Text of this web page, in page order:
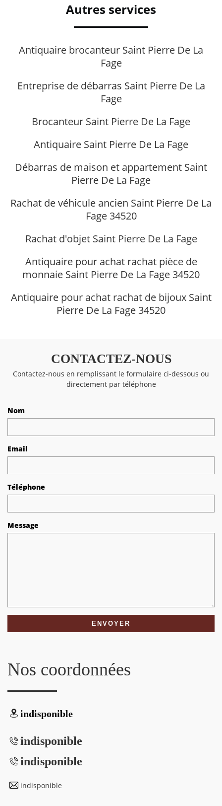
Autres services
Antiquaire brocanteur Saint Pierre De La
Fage
Entreprise de débarras Saint Pierre De La
Fage
Brocanteur Saint Pierre De La Fage
Antiquaire Saint Pierre De La Fage
Débarras de maison et appartement Saint
Pierre De La Fage
Rachat de véhicule ancien Saint Pierre De La
Fage 34520
Rachat d'objet Saint Pierre De La Fage
Antiquaire pour achat rachat pièce de
monnaie Saint Pierre De La Fage 34520
Antiquaire pour achat rachat de bijoux Saint
Pierre De La Fage 34520
CONTACTEZ-NOUS
Contactez-nous en remplissant le formulaire ci-dessous ou
directement par téléphone
Nom
Email
Téléphone
Message
Nos coordonnées
indisponible
indisponible
indisponible
indisponible